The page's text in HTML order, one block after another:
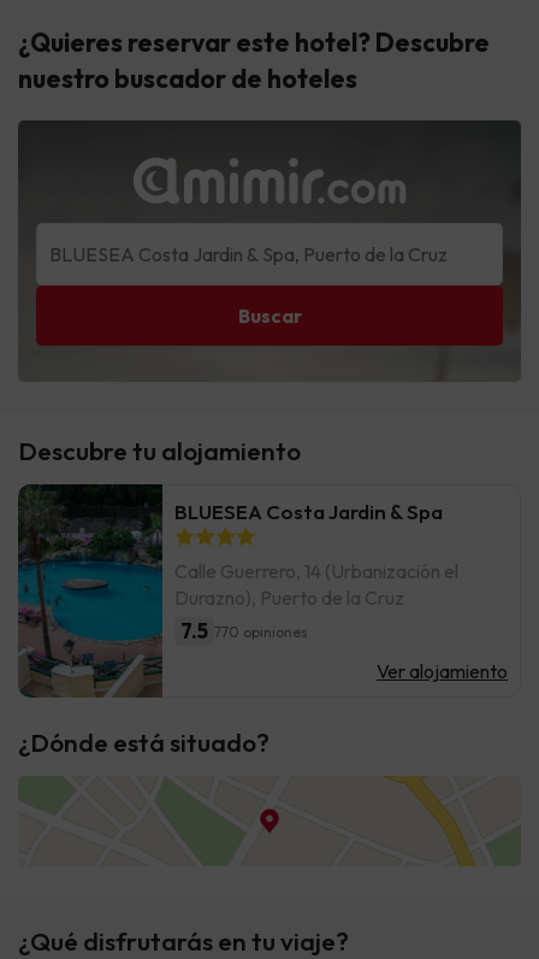
Descubre tu alojamiento
BLUESEA Costa Jardin & Spa
Calle Guerrero, 14 (Urbanización el
Durazno), Puerto de la Cruz
7.5 770 opiniones
Ver alojamiento
¿Dónde está situado?
¿Qué disfrutarás en tu viaje?
¿Quieres reservar este hotel? Descubre
nuestro buscador de hoteles
Buscar